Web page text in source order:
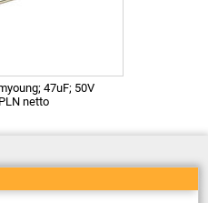
47uF; 50V
PLN netto